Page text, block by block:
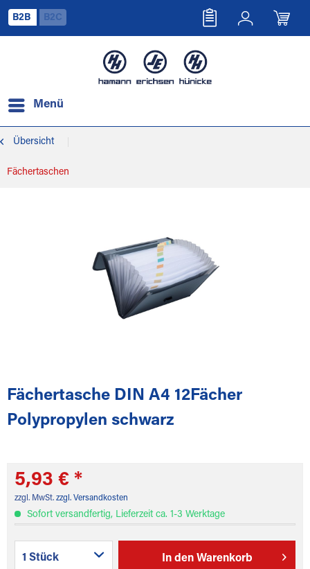
B2B B2C
Menü
Übersicht
Fächertaschen
Fächertasche DIN A4 12Fächer
Polypropylen schwarz
5,93 € *
zzgl. MwSt. zzgl. Versandkosten
Sofort versandfertig, Lieferzeit ca. 1-3 Werktage
In den Warenkorb